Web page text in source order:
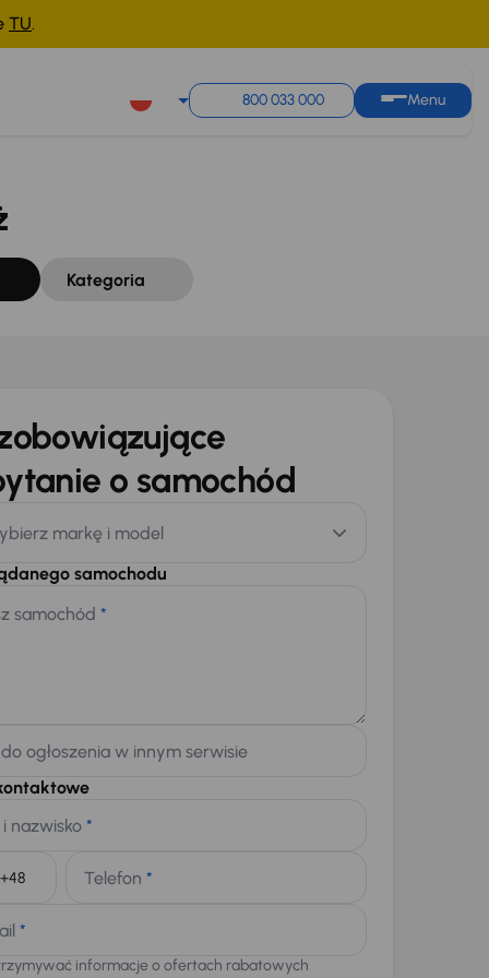
TU.
800 033 000 Menu
Kategoria
o samochód
markę i model
samochodu
samochód *
ogłoszenia w innym serwisie
nazwisko *
Telefon *
*
informacje o ofertach rabatowych